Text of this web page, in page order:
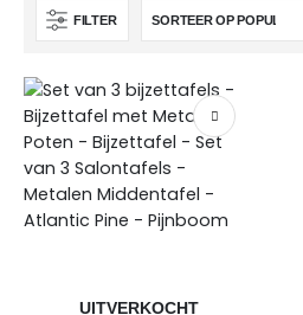
FILTER
UITVERKOCHT